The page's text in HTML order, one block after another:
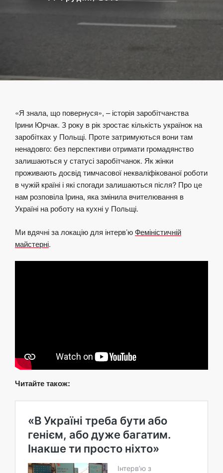
«Я знала, що повернуся», – історія заробітчанства
Ірини Юрчак. З року в рік зростає кількість українок на
заробітках у Польщі. Проте затримуються вони там
ненадовго: без перспективи отримати громадянство
залишаються у статусі заробітчанок. Як жінки
проживають досвід тимчасової некваліфікованої роботи
в чужій країні і які спогади залишаються після? Про це
нам розповіла Ірина, яка змінила вчителювання в
Україні на роботу на кухні у Польщі.
Ми вдячні за локацію для інтерв’юФеміністичній
майстерні.
Читайте також: